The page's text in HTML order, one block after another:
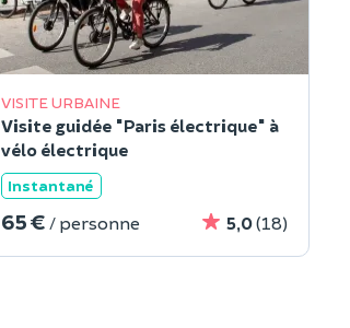
VISITE URBAINE
Visite guidée "Paris électrique" à
vélo électrique
Instantané
65 € / personne 5,0(18)